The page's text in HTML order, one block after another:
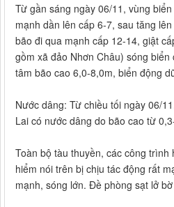
Từ gần sáng ngày 06/11, vùng
mạnh dần lên cấp 6-7, sau tăng
bão đi qua mạnh cấp 12-14, giật
gồm xã đảo Nhơn Châu) sóng
tâm bão cao 6,0-8,0m, biển động
Nước dâng: Từ chiều tối ngày 06/
Lai có nước dâng do bão cao từ
Toàn bộ tàu thuyền, các công
hiểm nói trên bị chịu tác động rất
mạnh, sóng lớn. Đề phòng sạt lở